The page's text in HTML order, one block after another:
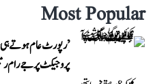
Most Popular
’رپورٹ عام ہوتے ہی
پروجیکٹ پر جے رام